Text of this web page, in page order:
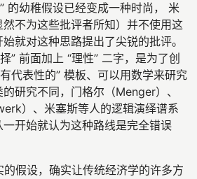
的幼稚假设已经变成一种时尚， 米
不为这些批评者所知）并不使用这
就对这种思路提出了尖锐的批评。
” 前面加上 “理性” 二字，是为了创
代表性的” 模板、可以用数学来研究
研究不同，门格尔（Menger）、
）、米塞斯等人的逻辑演绎谱系
开始就认为这种路线是完全错误
的假设，确实让传统经济学的许多方